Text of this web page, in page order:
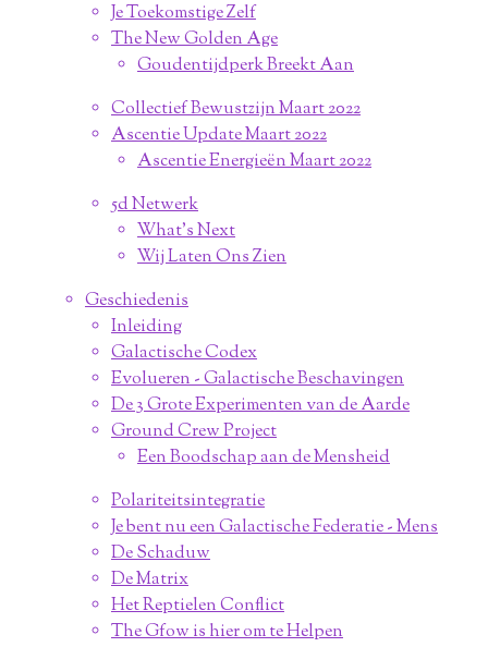
Je Toekomstige Zelf
The New Golden Age
Goudentijdperk Breekt Aan
Collectief Bewustzijn Maart 2022
Ascentie Update Maart 2022
Ascentie Energieën Maart 2022
5d Netwerk
What's Next
Wij Laten Ons Zien
Geschiedenis
Inleiding
Galactische Codex
Evolueren - Galactische Beschavingen
De 3 Grote Experimenten van de Aarde
Ground Crew Project
Een Boodschap aan de Mensheid
Polariteitsintegratie
Je bent nu een Galactische Federatie - Mens
De Schaduw
De Matrix
Het Reptielen Conflict
The Gfow is hier om te Helpen